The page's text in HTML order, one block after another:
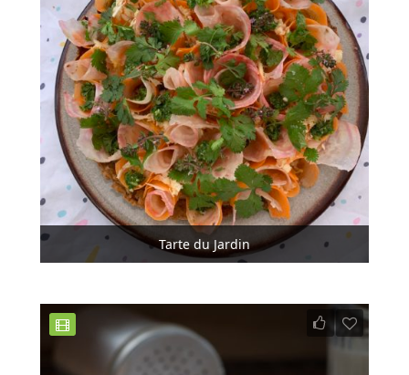
Tarte du Jardin